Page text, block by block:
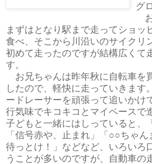
グ
お
まずはとなり駅まで走ってショッ
食べ、そこから川沿いのサイクリ
初めて走ったのですが結構広くて
す。
お兄ちゃんは昨年秋に自転車を
したので、軽快に走っていきます
ードレーサーを頑張って追いかけ
行気味でキコキコとマイペースで
子どもと一緒にはしっていると、
「信号赤や、止まれ」「○○ちゃ
待っとけ！」などなど、いろいろ
うことが多いのですが、自動車の